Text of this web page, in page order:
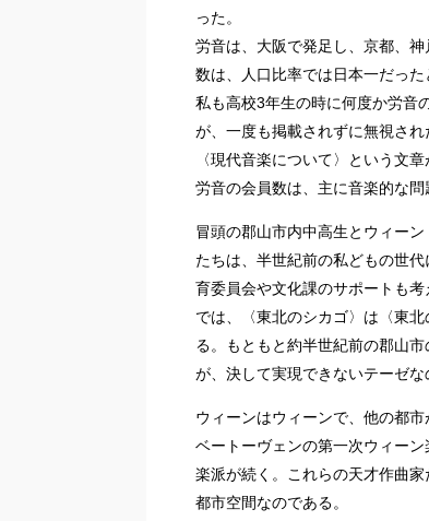
った。
労音は、大阪で発足し、京都、
数は、人口比率では日本一だった
私も高校3年生の時に何度か労音
が、一度も掲載されずに無視さ
〈現代音楽について〉という文章
労音の会員数は、主に音楽的な
冒頭の郡山市内中高生とウィー
たちは、半世紀前の私どもの世
育委員会や文化課のサポートも考
では、〈東北のシカゴ〉は〈東
る。もともと約半世紀前の郡山
が、決して実現できないテーゼな
ウィーンはウィーンで、他の都
ベートーヴェンの第一次ウィー
楽派が続く。これらの天才作曲
都市空間なのである。